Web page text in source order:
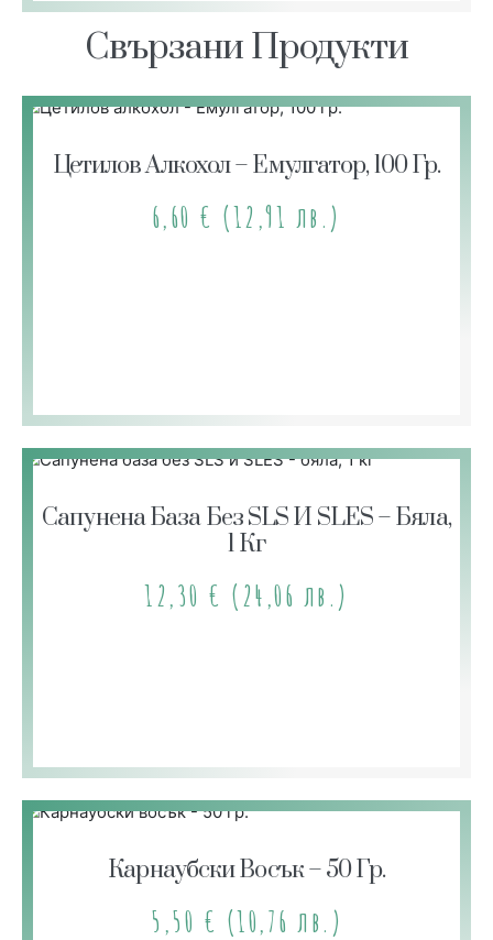
Свързани Продукти
Цетилов Алкохол – Емулгатор, 100 Гр.
6,60 € (12,91 лв.)
Сапунена База Без SLS И SLES – Бяла,
1 Кг
12,30 € (24,06 лв.)
Карнаубски Восък – 50 Гр.
5,50 € (10,76 лв.)